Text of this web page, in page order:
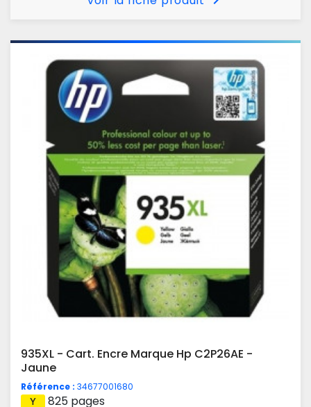
935XL - Cart. Encre Marque Hp C2P26AE -
Jaune
Référence : 34677001680
825 pages